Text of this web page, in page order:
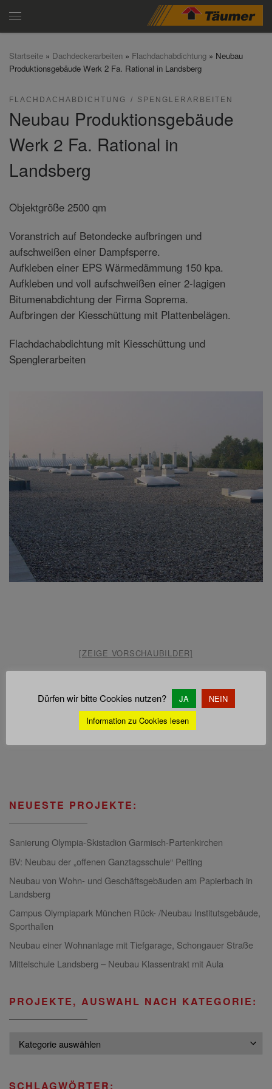
Zum Inhalt springen
Startseite » Dachdeckerarbeiten » Flachdachabdichtung » Neubau
Produktionsgebäude Werk 2 Fa. Rational in Landsberg
FLACHDACHABDICHTUNG SPENGLERARBEITEN
Neubau Produktionsgebäude
Werk 2 Fa. Rational in
Landsberg
Objektgröße 2500 qm
Voranstrich auf Betondecke aufbringen und
aufschweißen einer Dampfsperre.
Aufkleben einer EPS Wärmedämmung 150 kpa.
Aufkleben und voll aufschweißen einer 2-lagigen
Bitumenabdichtung der Firma Soprema.
Aufbringen der Kiesschüttung mit Plattenbelägen.
Flachdachabdichtung mit Kiesschüttung und
Spenglerarbeiten
[ZEIGE VORSCHAUBILDER]
Plattenbelag
NEUESTE PROJEKTE:
Sanierung Olympia-Skistadion Garmisch-Partenkirchen
BV: Neubau der „offenen Ganztagsschule“ Peiting
Neubau von Wohn- und Geschäftsgebäuden am Papierbach in
Landsberg
Campus Olympiapark München Rück- /Neubau Institutsgebäude,
Sporthallen
Neubau einer Wohnanlage mit Tiefgarage, Schongauer Straße
Mittelschule Landsberg – Neubau Klassentrakt mit Aula
PROJEKTE, AUSWAHL NACH KATEGORIE:
SCHLAGWÖRTER:
Dürfen wir bitte Cookies nutzen? JA
NEIN
Information zu Cookies lesen